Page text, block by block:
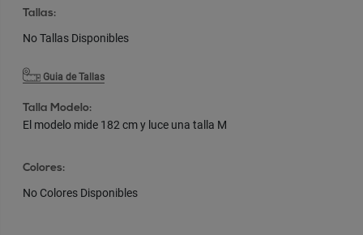
Tallas:
No Tallas Disponibles
Guia de Tallas
Talla Modelo:
El modelo mide 182 cm y luce una talla M
Colores:
No Colores Disponibles